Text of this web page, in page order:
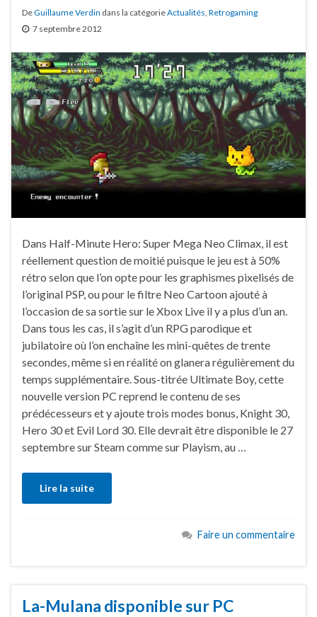
DeGuillaume Verdin dans la catégorieActualités Retrogaming
7 septembre 2012
Dans Half-Minute Hero: Super Mega Neo Climax, il est
réellement question de moitié puisque le jeu est à 50%
rétro selon que l’on opte pour les graphismes pixelisés de
l’original PSP, ou pour le filtre Neo Cartoon ajouté à
l’occasion de sa sortie sur le Xbox Live il y a plus d’un an.
Dans tous les cas, il s’agit d’un RPG parodique et
jubilatoire où l’on enchaîne les mini-quêtes de trente
secondes, même si en réalité on glanera régulièrement du
temps supplémentaire. Sous-titrée Ultimate Boy, cette
nouvelle version PC reprend le contenu de ses
prédécesseurs et y ajoute trois modes bonus, Knight 30,
Hero 30 et Evil Lord 30. Elle devrait être disponible le 27
septembre sur Steam comme sur Playism, au …
Lire la suite
Faire un commentaire
La-Mulana disponible sur PC